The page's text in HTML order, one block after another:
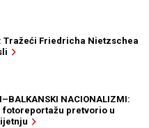
Tražeći Friedricha Nietzschea
NACIONALIZMI:
fotoreportažu pretvorio u